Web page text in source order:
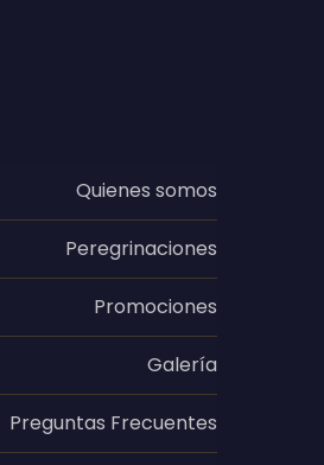
Quienes somos
Peregrinaciones
Promociones
Galería
Preguntas Frecuentes